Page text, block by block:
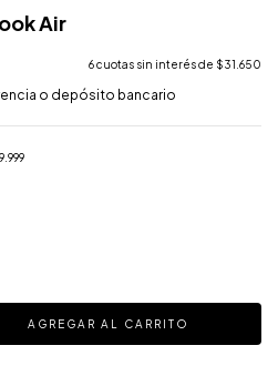
Air
6cuotas sin interés de $31.650
o depósito bancario